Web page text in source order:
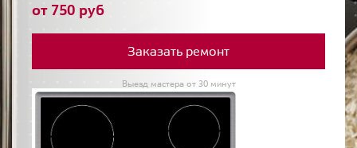
от 750 руб
Заказать ремонт
Выезд мастера от 30 минут